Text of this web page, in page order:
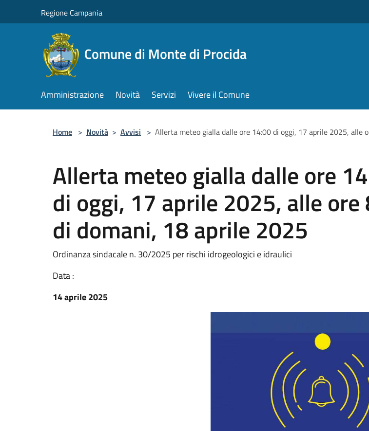
Regione Campania
Comune di Monte di Procida
Amministrazione Novità Servizi Vivere il Comune
Home > Novità > Avvisi > Allerta meteo gialla dalle ore 14:00 di oggi, 17 aprile 2025, alle
Allerta meteo gialla dalle ore
di oggi, 17 aprile 2025, alle ore
di domani, 18 aprile 2025
Ordinanza sindacale n. 30/2025 per rischi idrogeologici e idraulici
Data :
14 aprile 2025